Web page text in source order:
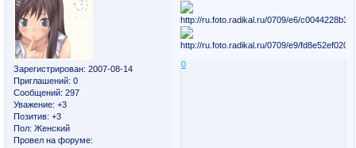
Зарегистрирован: 2007-08-14
Приглашений: 0
Сообщений: 297
Уважение: +3
Позитив: +3
Пол: Женский
Провел на форуме:
0